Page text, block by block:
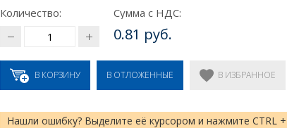
Количество: Сумма с НДС:
0.81 руб.
В КОРЗИНУ В ОТЛОЖЕННЫЕ В ИЗБРАННОЕ
Нашли ошибку? Выделите её курсором и нажмите CTRL +